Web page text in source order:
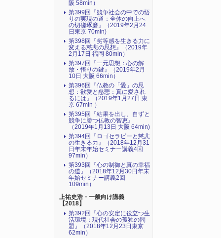
阪 58min）
第399回『競争社会の中での悟
りの実現の道：全体の向上へ
の切磋琢磨』（2019年2月24
日東京 70min)
第398回『劣等感を生きる力に
変える慈悲の思想』（2019年
2月17日 福岡 80min）
第397回『一元思想：心の解
放・悟りの鍵』（2019年2月
10日 大阪 66min）
第396回『仏教の「愛」の思
想：欲愛と慈悲：真に愛され
るには』（2019年1月27日 東
京 67min ）
第395回『結果を出し、自ずと
競争に勝つ仏教の智恵』
（2019年1月13日 大阪 64min)
第394回『ロゴセラピーと慈悲
の生きる力』（2018年12月31
日年末年始セミナー講義4回
97min）
第393回『心の制御と真の幸福
の道』（2018年12月30日年末
年始セミナー講義2回
109min）
上祐史浩・一般向け講義
【2018】
第392回『心の安定に役立つ生
活環境：現代社会の孤独の問
題』（2018年12月23日東京
62min）